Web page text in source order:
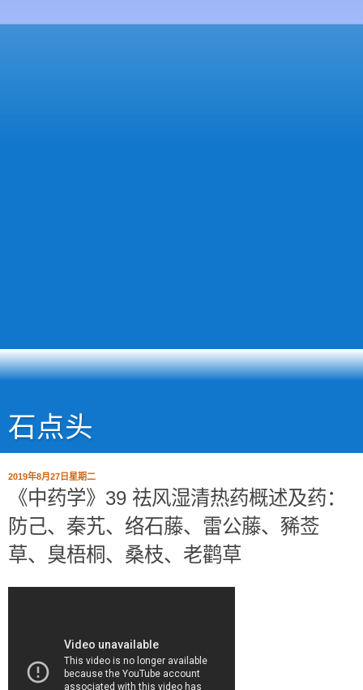
石点头
2019年8月27日星期二
《中药学》39 祛风湿清热药概述及药：
防己、秦艽、络石藤、雷公藤、豨莶
草、臭梧桐、桑枝、老鹳草